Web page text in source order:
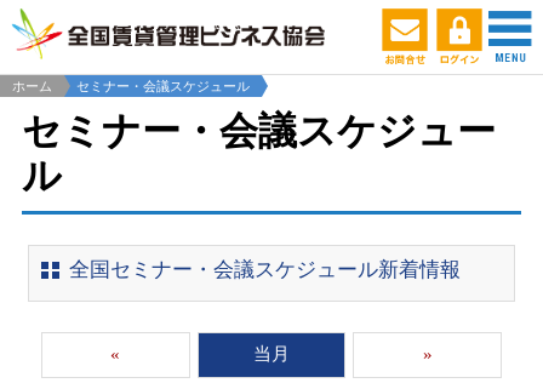
ホーム セミナー・会議スケジュール
セミナー・会議スケジュー
ル
全国セミナー・会議スケジュール新着情報
« 当月 »